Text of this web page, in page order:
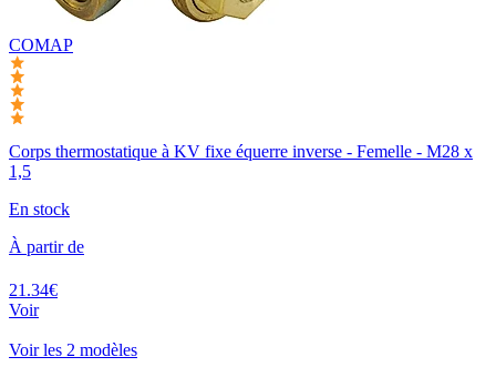
COMAP
Corps thermostatique à KV fixe équerre inverse - Femelle - M28 x
1,5
En stock
À partir de
21.34€
Voir
Voir les 2 modèles